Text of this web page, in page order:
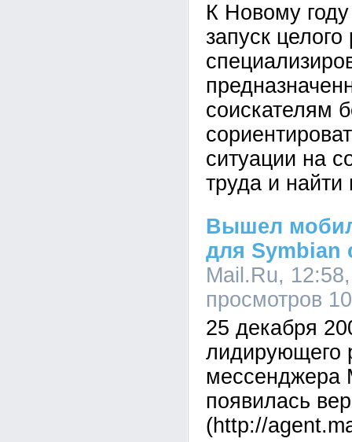
К Новому
запуск целого
соискателям
ситуации на
труда и найти
Вышел
для Symbian
Mail.Ru,
просмотров
25 декабря
лидирующего
мессенджера
появилась
(http://